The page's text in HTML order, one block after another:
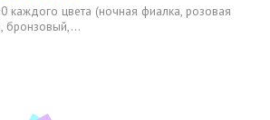
каждого цвета (ночная фиалка, розовая
бронзовый,...